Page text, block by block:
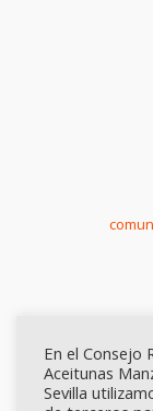
En el Consejo
Aceitunas
Sevilla